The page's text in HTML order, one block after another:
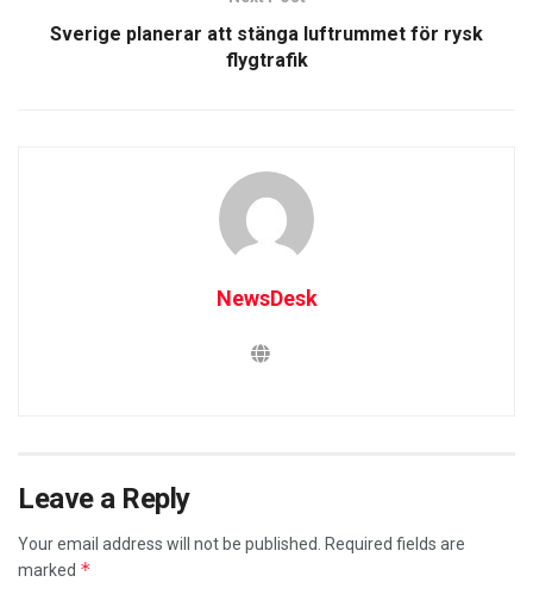
Sverige planerar att stänga luftrummet för rysk
flygtrafik
NewsDesk
Leave a Reply
Your email address will not be published. Required fields are
marked *